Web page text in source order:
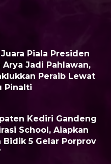
Piala Presiden
Arya Jadi Pahlawan,
Peraib Lewat
Pinalti
Kediri Gandeng
School, Aiapkan
5 Gelar Porprov